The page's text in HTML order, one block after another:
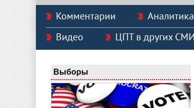
Комментарии Аналитика
Видео
ЦПТ в других СМИ
Выборы